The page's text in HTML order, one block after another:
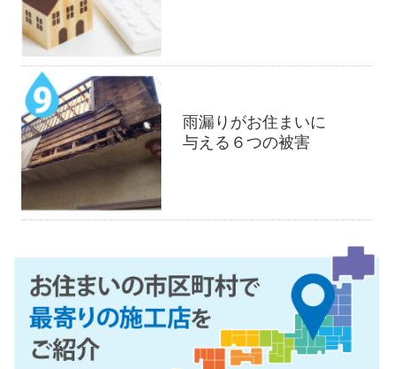
雨漏りがお住まいに
与える６つの被害